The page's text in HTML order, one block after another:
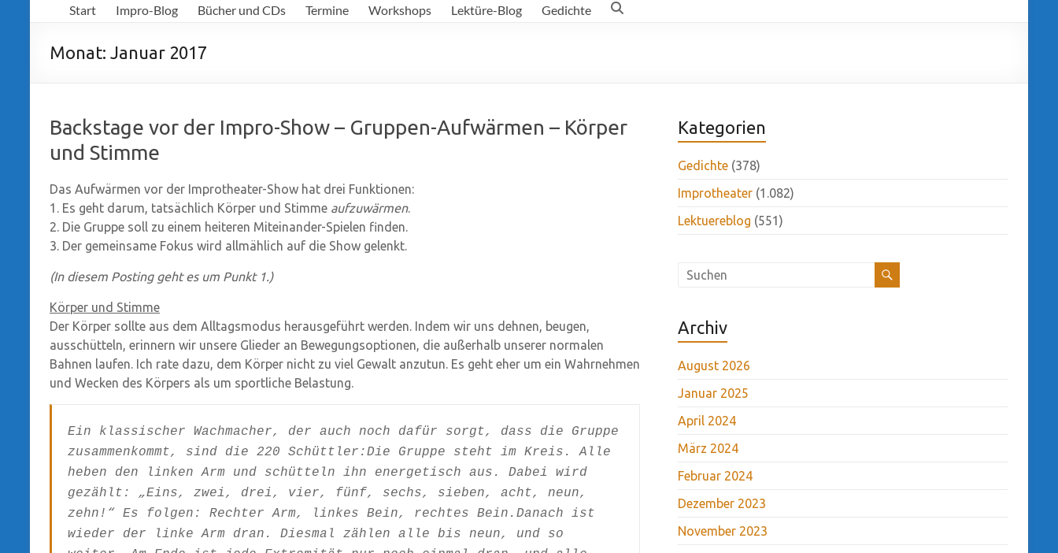
Richter
Start Impro-Blog Bücher und CDs Termine Workshops Lektüre-Blog Gedichte
Monat: Januar 2017
Backstage vor der Impro-Show – Gruppen-Aufwärmen – Körper
und Stimme
Das Aufwärmen vor der Improtheater-Show hat drei Funktionen:
1. Es geht darum, tatsächlich Körper und Stimme aufzuwärmen.
2. Die Gruppe soll zu einem heiteren Miteinander-Spielen finden.
3. Der gemeinsame Fokus wird allmählich auf die Show gelenkt.
(In diesem Posting geht es um Punkt 1.)
Körper und Stimme
Der Körper sollte aus dem Alltagsmodus herausgeführt werden. Indem wir uns dehnen, beugen,
ausschütteln, erinnern wir unsere Glieder an Bewegungsoptionen, die außerhalb unserer normalen
Bahnen laufen. Ich rate dazu, dem Körper nicht zu viel Gewalt anzutun. Es geht eher um ein Wahrnehmen
und Wecken des Körpers als um sportliche Belastung.
Ein klassischer Wachmacher, der auch noch dafür sorgt, dass die Gruppe
zusammenkommt, sind die 220 Schüttler:Die Gruppe steht im Kreis. Alle
heben den linken Arm und schütteln ihn energetisch aus. Dabei wird
gezählt: „Eins, zwei, drei, vier, fünf, sechs, sieben, acht, neun,
zehn!“ Es folgen: Rechter Arm, linkes Bein, rechtes Bein. Danach ist
wieder der linke Arm dran. Diesmal zählen alle bis neun, und so
Kategorien
Gedichte (378)
Improtheater (1.082)
Lektuereblog (551)
Archiv
August 2026
Januar 2025
April 2024
März 2024
Februar 2024
Dezember 2023
November 2023